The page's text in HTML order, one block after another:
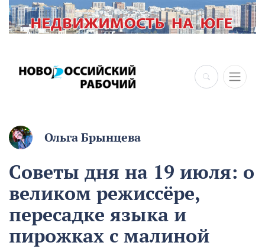
×
Ольга Брынцева
Советы дня на 19 июля: о
великом режиссёре,
пересадке языка и
пирожках с малиной